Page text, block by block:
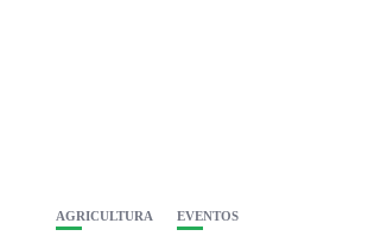
AGRICULTURA EVENTOS